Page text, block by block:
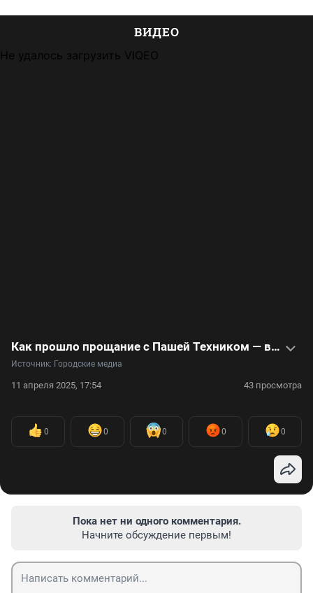
ВИДЕО
Не удалось загрузить VIQEO
Как прошло прощание с Пашей Техником — видео
Источник: Городские медиа
11 апреля 2025, 17:54 43 просмотра
0 0 0 0 0
Пока нет ни одного комментария.
Начните обсуждение первым!